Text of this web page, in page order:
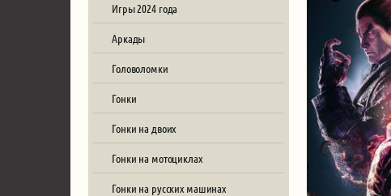
Игры 2024 года
Аркады
Головоломки
Гонки
Гонки на двоих
Гонки на мотоциклах
Гонки на русских машинах